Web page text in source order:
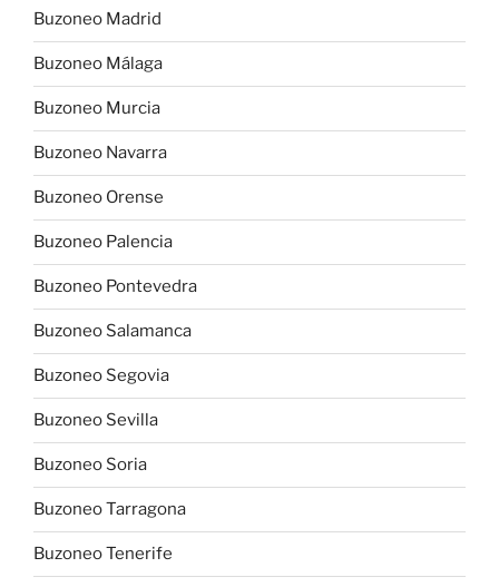
Buzoneo Madrid
Buzoneo Málaga
Buzoneo Murcia
Buzoneo Navarra
Buzoneo Orense
Buzoneo Palencia
Buzoneo Pontevedra
Buzoneo Salamanca
Buzoneo Segovia
Buzoneo Sevilla
Buzoneo Soria
Buzoneo Tarragona
Buzoneo Tenerife